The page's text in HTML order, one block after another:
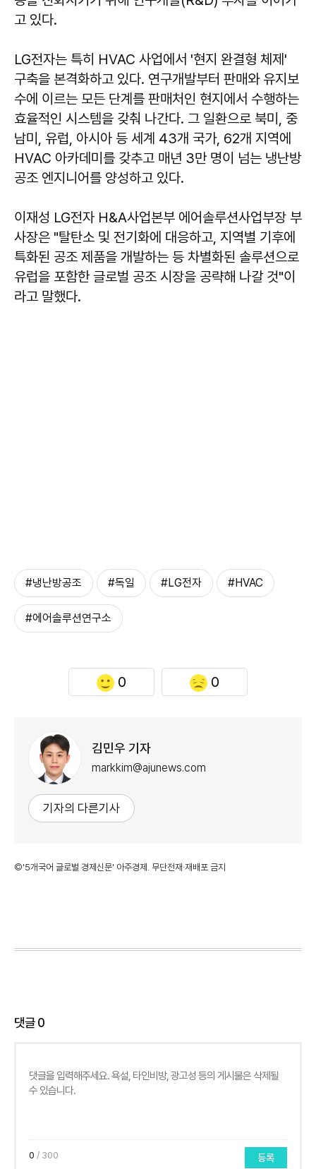
고 있다.
LG전자는 특히 HVAC 사업에서 '현지 완결형 체제'
구축을 본격화하고 있다. 연구개발부터 판매와 유지보
수에 이르는 모든 단계를 판매처인 현지에서 수행하는
효율적인 시스템을 갖춰 나간다. 그 일환으로 북미, 중
남미, 유럽, 아시아 등 세계 43개 국가, 62개 지역에
HVAC 아카데미를 갖추고 매년 3만 명이 넘는 냉난방
공조 엔지니어를 양성하고 있다.
이재성 LG전자 H&A사업본부 에어솔루션사업부장 부
사장은 "탈탄소 및 전기화에 대응하고, 지역별 기후에
특화된 공조 제품을 개발하는 등 차별화된 솔루션으로
유럽을 포함한 글로벌 공조 시장을 공략해 나갈 것"이
라고 말했다.
#냉난방공조 #독일 #LG전자 #HVAC
#에어솔루션연구소
0 0
김민우 기자
markkim@ajunews.com
기자의 다른기사
©'5개국어 글로벌 경제신문' 아주경제. 무단전재·재배포 금지
댓글0
0 / 300 등록